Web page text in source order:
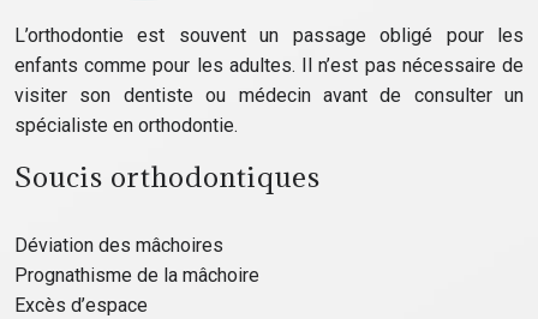
L’orthodontie est souvent un passage obligé pour les
enfants comme pour les adultes. Il n’est pas nécessaire de
visiter son dentiste ou médecin avant de consulter un
spécialiste en orthodontie.
Soucis orthodontiques
Déviation des mâchoires
Prognathisme de la mâchoire
Excès d’espace